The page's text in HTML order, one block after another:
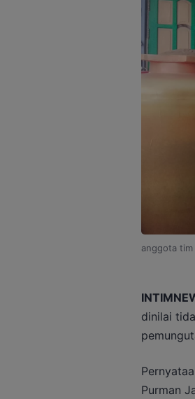
anggota
dinilai
Purman